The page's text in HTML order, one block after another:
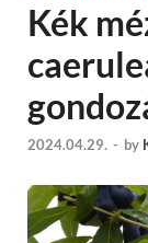
Kék
2024.04.29. - by